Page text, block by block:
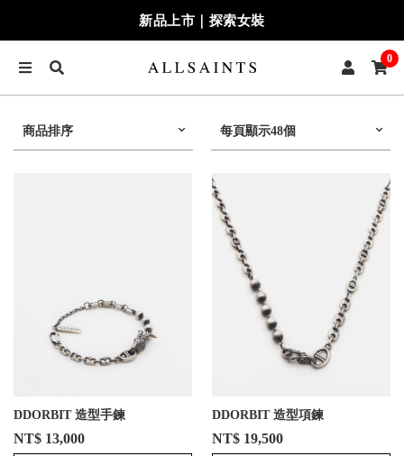
新品上市｜探索女裝
0
商品排序 每頁顯示48個
DDORBIT 造型手鍊
NT$ 13,000
DDORBIT 造型項鍊
NT$ 19,500